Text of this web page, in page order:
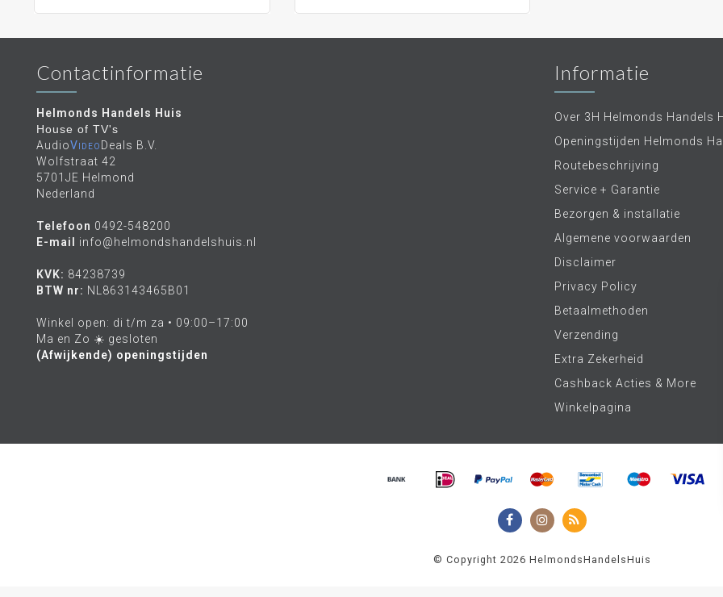
Contactinformatie
Helmonds Handels Huis
House of TV's
AudioVideoDeals B.V.
Wolfstraat 42
5701JE Helmond
Nederland
Telefoon 0492-548200
E-mail
info@helmondshandelshuis.nl
KVK: 84238739
BTW nr: NL863143465B01
Winkel open: di t/m za • 09:00–17:00
Ma en Zo ☀️ gesloten
(Afwijkende) openingstijden
Informatie
Over 3H Helmonds Handels
Openingstijden Helmonds
Routebeschrijving
Service + Garantie
Bezorgen & installatie
Algemene voorwaarden
Disclaimer
Privacy Policy
Betaalmethoden
Verzending
Extra Zekerheid
Cashback Acties & More
Winkelpagina
© Copyright 2026 HelmondsHandelsHuis